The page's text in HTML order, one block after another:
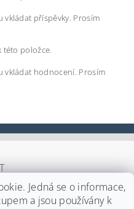
vkládat příspěvky. Prosím
této položce.
vkládat hodnocení. Prosím
Jedná se o informace,
a jsou používány k